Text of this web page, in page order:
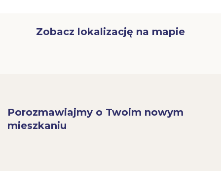
Zobacz lokalizację na mapie
Porozmawiajmy o Twoim nowym
mieszkaniu